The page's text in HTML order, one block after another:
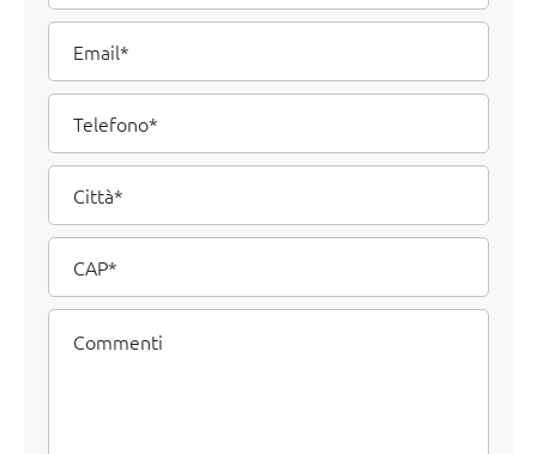
Email
Telefono
Città
CAP
Commenti